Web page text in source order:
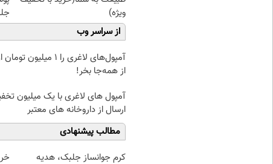
ویژه)
از سراسر وب
آمپول‌های لاغری را ۱ میلیون
از همه‌جا بخر!
آمپول های لاغری با یک میلیون
ارسال از داروخانه های معتبر
مطالب پیشنهادی
کرم جوانساز جلبک، هدیه